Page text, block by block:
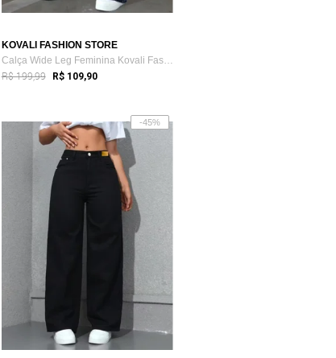
KOVALI FASHION STORE
Calça Wide Leg Feminina Kovali Fashion S...
R$ 199,99 R$ 109,90
-45%